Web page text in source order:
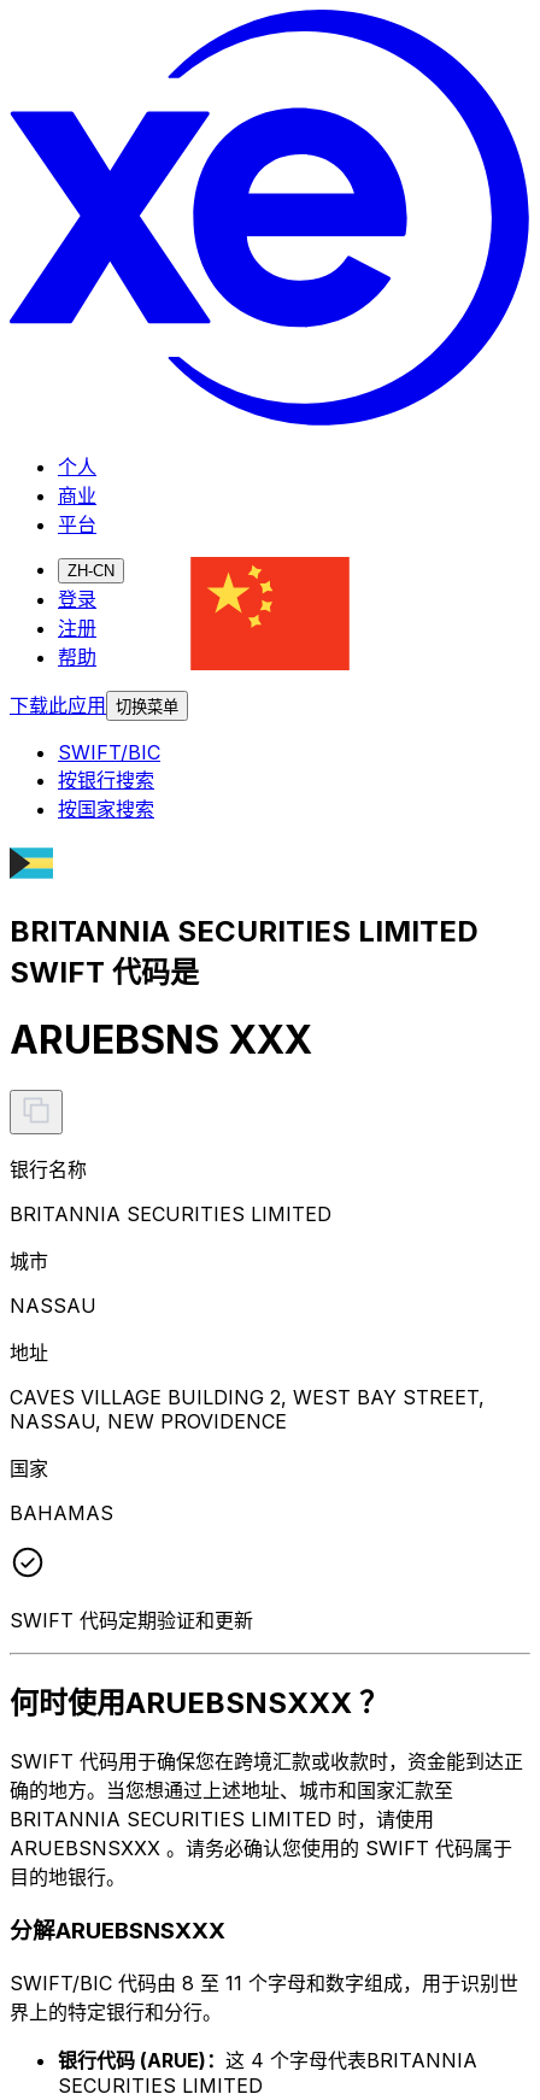
个人
商业
平台
ZH-CN
登录
注册
帮助
下载此应用
切换菜单
SWIFT/BIC
按银行搜索
按国家搜索
BRITANNIA SECURITIES LIMITED
SWIFT 代码是
ARUEBSNS XXX
银行名称
BRITANNIA SECURITIES LIMITED
城市
NASSAU
地址
CAVES VILLAGE BUILDING 2, WEST BAY STREET,
NASSAU, NEW PROVIDENCE
国家
BAHAMAS
SWIFT 代码定期验证和更新
何时使用ARUEBSNSXXX ？
SWIFT 代码用于确保您在跨境汇款或收款时，资金能到达正
确的地方。当您想通过上述地址、城市和国家汇款至
BRITANNIA SECURITIES LIMITED 时，请使用
ARUEBSNSXXX 。请务必确认您使用的 SWIFT 代码属于
目的地银行。
分解ARUEBSNSXXX
SWIFT/BIC 代码由 8 至 11 个字母和数字组成，用于识别世
界上的特定银行和分行。
银行代码 (ARUE)： 这 4 个字母代表BRITANNIA
SECURITIES LIMITED